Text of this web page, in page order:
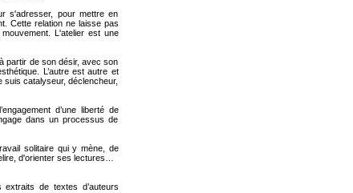
s'adresser, pour mettre en
Cette relation ne laisse pas
L'atelier est une
partir de son désir, avec son
L’autre est autre et
catalyseur, déclencheur,
d’une liberté de
dans un processus de
solitaire qui y mène, de
d'orienter ses lectures…
extraits de textes d’auteurs